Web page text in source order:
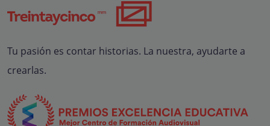
Tu pasión es contar historias. La nuestra, ayudarte a
crearlas.